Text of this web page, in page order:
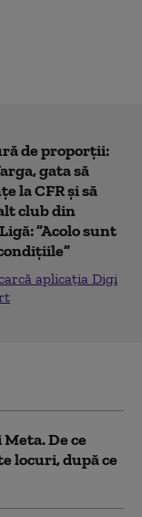
de proporții:
gata să
la CFR și să
club din
”Acolo sunt
aplicația Digi
De ce
locuri, după ce